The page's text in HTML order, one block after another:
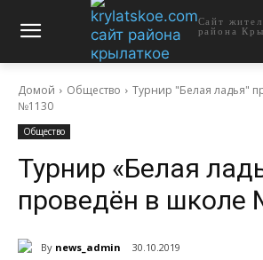
Сайт
района
Домой Общество
Турнир "Белая ладья"
№1130
Общество
Турнир «Белая
проведён в школе
By news_admin 30.10.2019